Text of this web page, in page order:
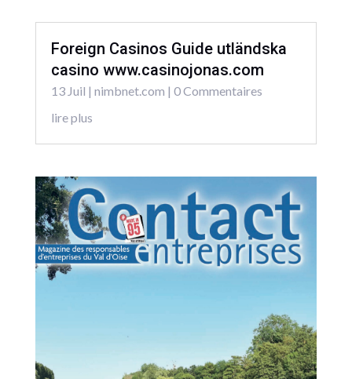
Foreign Casinos Guide utländska
casino www.casinojonas.com
13 Juil | nimbnet.com | 0 Commentaires
lire plus